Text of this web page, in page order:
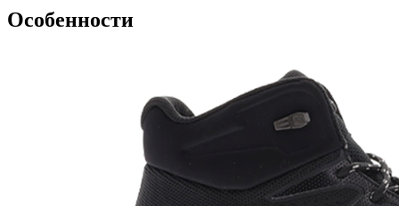
Особенности